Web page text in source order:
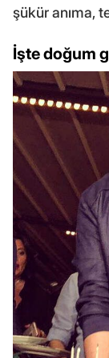
şükür anıma,
İşte doğum